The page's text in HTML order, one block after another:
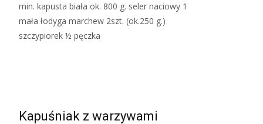
min. kapusta biała ok. 800 g. seler naciowy 1
mała łodyga marchew 2szt. (ok.250 g.)
szczypiorek ½ pęczka
Kapuśniak z warzywami